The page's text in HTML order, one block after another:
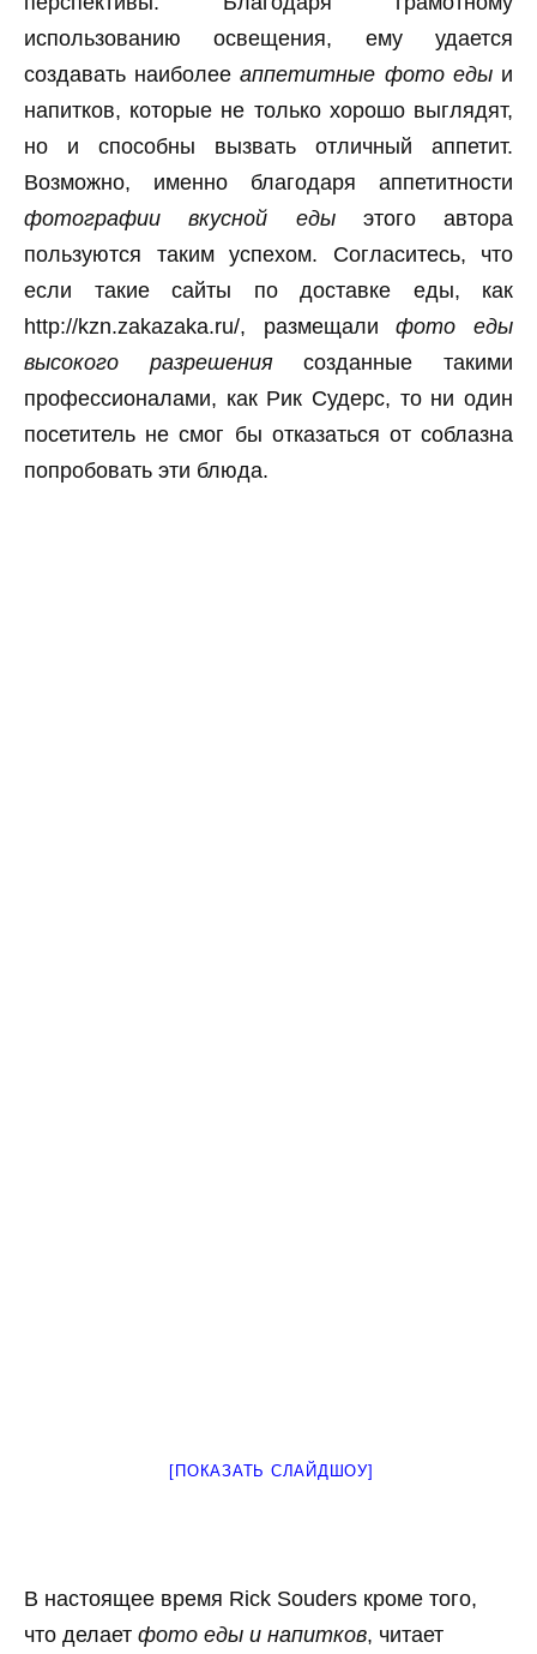
использованию освещения, ему удается
создавать наиболееаппетитные фото едыи
напитков, которые не только хорошо выглядят,
но и способны вызвать отличный аппетит.
Возможно, именно благодаря аппетитности
фотографии вкусной едыэтого автора
пользуются таким успехом. Согласитесь, что
если такие сайты по доставке еды, как
http://kzn.zakazaka.ru/, размещалифото еды
высокого разрешениясозданные такими
профессионалами, как Рик Судерс, то ни один
посетитель не смог бы отказаться от соблазна
попробовать эти блюда.
[ПОКАЗАТЬ СЛАЙДШОУ]
В настоящее время Rick Souders кроме того,
что делает фото еды и напитков, читает